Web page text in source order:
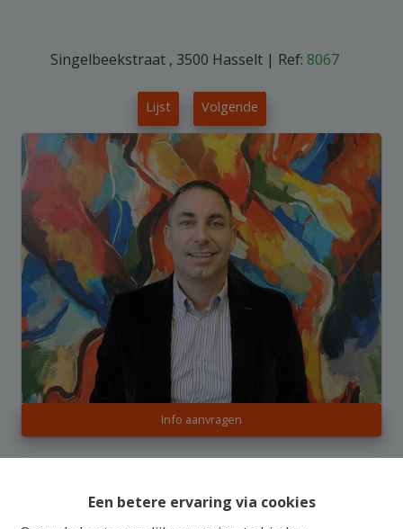
Een betere ervaring via cookies
Singelbeekstraat , 3500 Hasselt | Ref: 8067
Lijst Volgende
Info aanvragen
802 m²